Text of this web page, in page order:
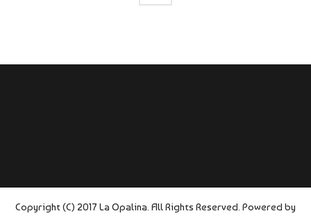
Copyright (C) 2017 La Opalina. All Rights Reserved. Powered by